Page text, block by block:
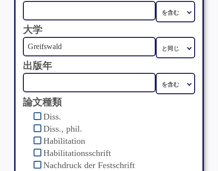
大学
出版年
論文種類
Diss.
Diss., phil.
Habilitation
Habilitationsschrift
Nachdruck der Festschrift